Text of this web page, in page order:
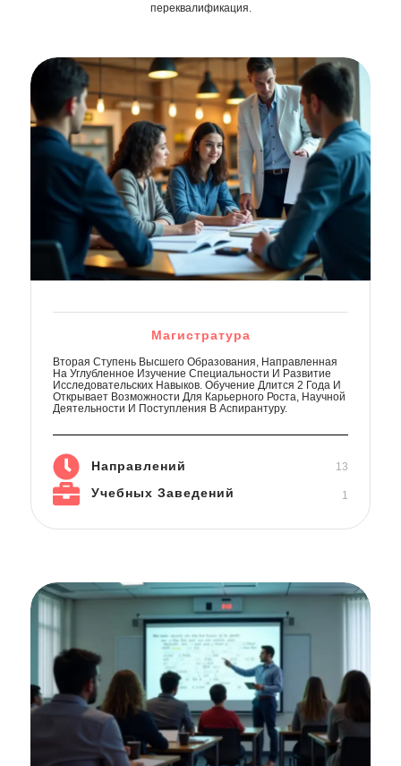
переквалификация.
Магистратура
Вторая Ступень Высшего Образования, Направленная
На Углубленное Изучение Специальности И Развитие
Исследовательских Навыков. Обучение Длится 2 Года И
Открывает Возможности Для Карьерного Роста, Научной
Деятельности И Поступления В Аспирантуру.
Направлений 13
Учебных Заведений 1